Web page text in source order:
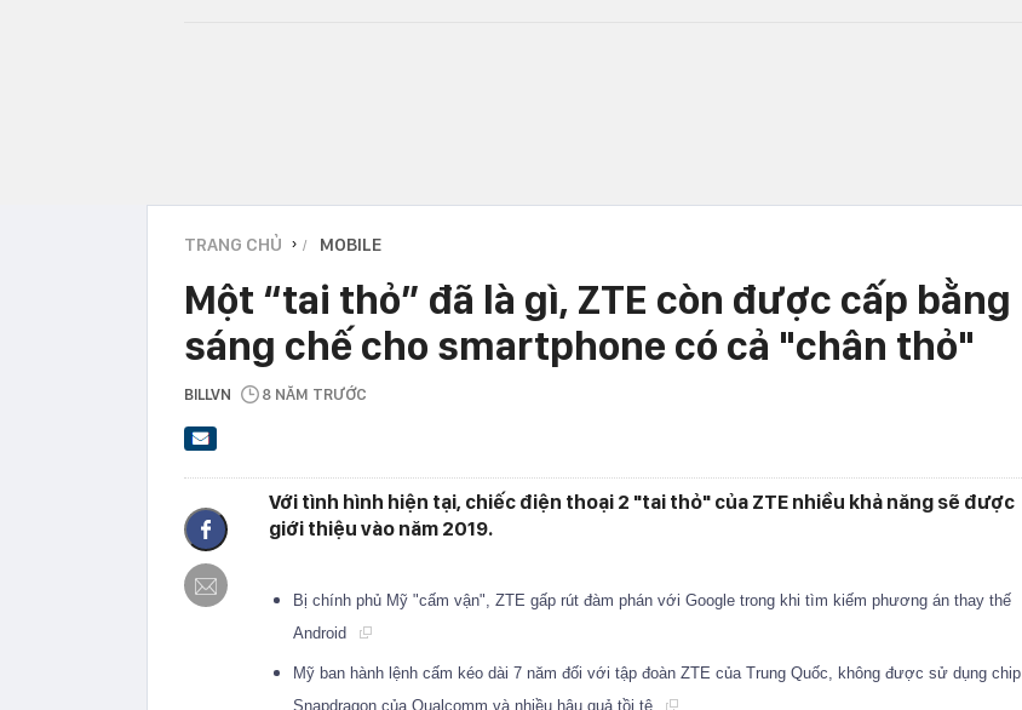
TRANG CHỦ › MOBILE
Một “tai thỏ” đã là gì, ZTE còn được cấp bằng
sáng chế cho smartphone có cả "chân thỏ"
BILLVN 8 NĂM TRƯỚC
Với tình hình hiện tại, chiếc điện thoại 2 "tai thỏ" của ZTE nhiều khả năng sẽ được
giới thiệu vào năm 2019.
Bị chính phủ Mỹ "cấm vận", ZTE gấp rút đàm phán với Google trong khi tìm kiếm phương án thay thế
Android
Mỹ ban hành lệnh cấm kéo dài 7 năm đối với tập đoàn ZTE của Trung Quốc, không được sử dụng chip
Snapdragon của Qualcomm và nhiều hậu quả tồi tệ